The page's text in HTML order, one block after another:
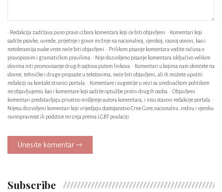
• Redakcija zadržava puno pravo izbora komentara koji će biti objavljeni. • Komentari koji
sadrže psovke, uvrede, prijetnje i govor mržnje na nacionalnoj, vjerskoj, rasnoj osnovi, kao i
netolerancija svake vrste neće biti objavljeni. • Prilikom pisanje komentara vodite računa o
pravopisnim i gramatičkim pravilima. • Nije dozvoljeno pisanje komentara isključivo velikim
slovima niti promovisanje drugih sajtova putem linkova. • Komentari u kojima nam skrećete na
slovne, tehničke i druge propuste u tekstovima, neće biti objavljeni, ali ih možete uputiti
redakciji na kontakt stranici portala. • Komentare i sugestije u vezi sa uređivačkom politikom
ne objavljujemo, kao i komentare koji sadrže optužbe protiv drugih osoba. • Objavljeni
komentari predstavljaju privatno mišljenje autora komentara, i nisu stavovi redakcije portala. •
Nijesu dozvoljeni komentari koji vrijedjaju dostojanstvo Crne Gore,nacionalnu ,rodnu i vjersku
ravnopravnost ili podstice mrznja prema LGBT poulaciji.
Unesite komentar ⇾
Subscribe